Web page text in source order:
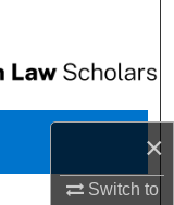
×
Switch to